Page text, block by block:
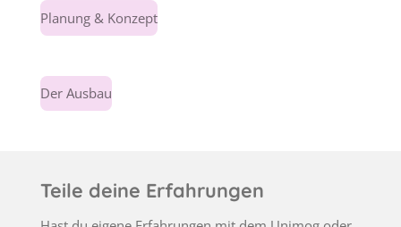
Planung & Konzept
Der Ausbau
Teile deine Erfahrungen